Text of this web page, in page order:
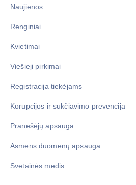
Naujienos
Renginiai
Kvietimai
Viešieji pirkimai
Registracija tiekėjams
Korupcijos ir sukčiavimo prevencija
Pranešėjų apsauga
Asmens duomenų apsauga
Svetainės medis